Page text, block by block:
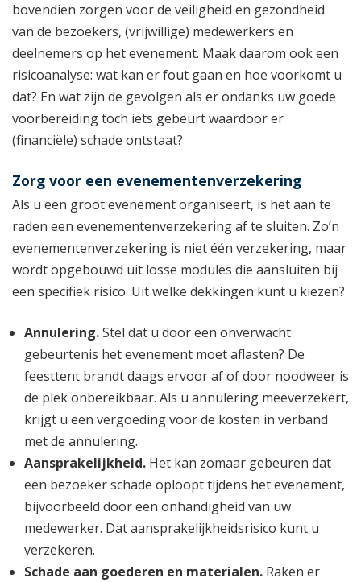
bovendien zorgen voor de veiligheid en gezondheid
van de bezoekers, (vrijwillige) medewerkers en
deelnemers op het evenement. Maak daarom ook een
risicoanalyse: wat kan er fout gaan en hoe voorkomt u
dat? En wat zijn de gevolgen als er ondanks uw goede
voorbereiding toch iets gebeurt waardoor er
(financiële) schade ontstaat?
Zorg voor een evenementenverzekering
Als u een groot evenement organiseert, is het aan te
raden een evenementenverzekering af te sluiten. Zo’n
evenementenverzekering is niet één verzekering, maar
wordt opgebouwd uit losse modules die aansluiten bij
een specifiek risico. Uit welke dekkingen kunt u kiezen?
Annulering.Stel dat u door een onverwacht
gebeurtenis het evenement moet aflasten? De
feesttent brandt daags ervoor af of door noodweer is
de plek onbereikbaar. Als u annulering meeverzekert,
krijgt u een vergoeding voor de kosten in verband
met de annulering.
Aansprakelijkheid. Het kan zomaar gebeuren dat
een bezoeker schade oploopt tijdens het evenement,
bijvoorbeeld door een onhandigheid van uw
medewerker. Dat aansprakelijkheidsrisico kunt u
verzekeren.
Schade aan goederen en materialen. Raken er